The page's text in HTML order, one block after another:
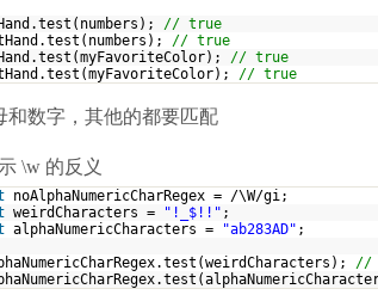
// true
// true
// true
// true
数字，其他的都要匹配
\w 的反义
noAlphaNumericCharRegex = /\W/gi;
weirdCharacters = "!_$!!" ;
alphaNumericCharacters = "ab283AD" ;
//